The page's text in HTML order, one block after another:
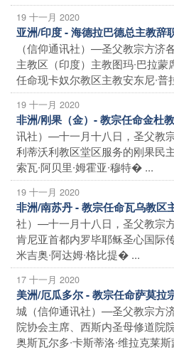
19 十一月 2020
亚洲/印度 - 海德拉巴德总主教辞
（信仰通讯社）—圣父教宗方济
主教区（印度）主教图玛∙巴拉
任命现卡奴尔教区主教安东尼∙
19 十一月 2020
非洲/刚果（金）- 教宗任命金杜
讯社）—十一月十八日，圣父教
利蒂沃利教区堂区服务的刚果民
索瓦∙阿贝里∙姆霍亚∙穆特� ...
19 十一月 2020
非洲/南苏丹 - 教宗任命瓦乌教区
社）—十一月十八日，圣父教宗
肯尼亚首都内罗毕耶稣圣心国际
米吉奥∙阿达姆∙格比提� ...
17 十一月 2020
美洲/厄瓜多尔 - 教宗任命萨莫拉
城（信仰通讯社）—圣父教宗方
院协会主席、西斯内圣母修道院
奥斯瓦尔多∙卡斯蒂洛∙维拉克莱